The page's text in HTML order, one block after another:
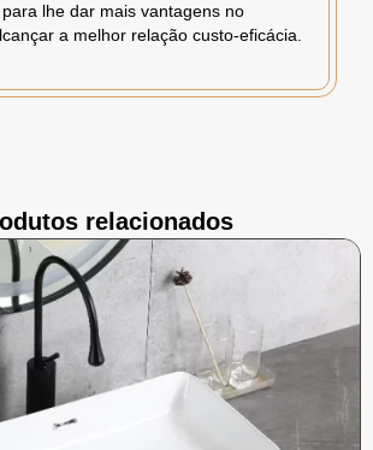
lhe dar mais vantagens no
a melhor relação custo-eficácia.
relacionados